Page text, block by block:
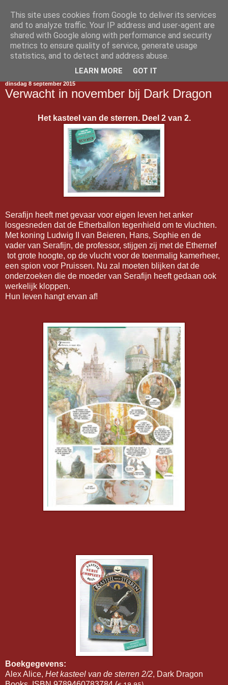
Gestript
dinsdag 8 september 2015
Verwacht in november bij Dark Dragon
Het kasteel van de sterren. Deel 2 van 2.
Serafijn heeft met gevaar voor eigen leven het anker
losgesneden dat de Etherballon tegenhield om te vluchten.
Met koning Ludwig II van Beieren, Hans, Sophie en de
vader van Serafijn, de professor, stijgen zij met de Ethernef
tot grote hoogte, op de vlucht voor de toenmalig kamerheer,
een spion voor Pruissen. Nu zal moeten blijken dat de
onderzoeken die de moeder van Serafijn heeft gedaan ook
werkelijk kloppen.
Hun leven hangt ervan af!
Boekgegevens:
Alex Alice, Het kasteel van de sterren 2/2, Dark Dragon
This site uses cookies from Google to deliver its services
and to analyze traffic. Your IP address and user-agent are
shared with Google along with performance and security
metrics to ensure quality of service, generate usage
statistics, and to detect and address abuse.
LEARN MORE GOT IT